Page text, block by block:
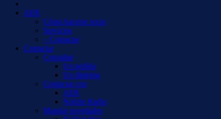
AER
Cómo hacerse socio
Servicios
– Contactar
Contactar
Consultar
Un pedido
Un diploma
Contactar con
AER
Notizie Radio
Mandar novedades